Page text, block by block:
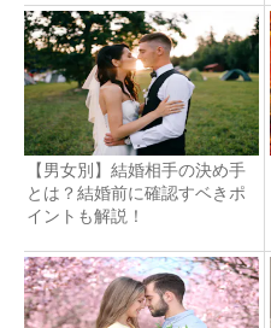
【男女別】結婚相手の決め手
とは？結婚前に確認すベきポ
イントも解説！